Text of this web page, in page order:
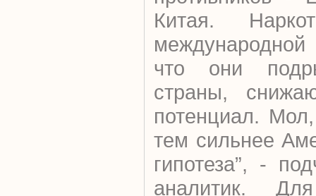
Китая.
что они
страны,
потенциал.
тем сильнее
гипотеза”, -
аналитик.